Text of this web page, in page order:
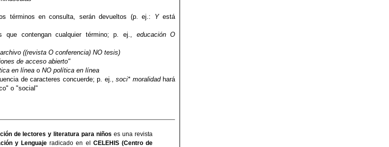
términos en consulta, serán devueltos (p. ej.: Yestá
que contengan cualquier término; p. ej., educación O
archivo ((revista O conferencia) NO tesis)
de acceso abierto"
en líneao NO política en línea
de caracteres concuerde; p. ej.,soci* moralidadhará
o "social"
de lectores y literatura para niños es una revista
y Lenguaje radicado en el CELEHIS (Centro de